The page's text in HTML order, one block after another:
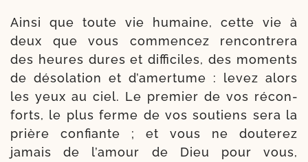
Ainsi que toute vie humaine, cette vie à
deux que vous com­men­cez ren­con­tre­ra
des heures dures et dif­fi­ciles, des moments
de déso­la­tion et d’a­mer­tume : levez alors
les yeux au ciel. Le pre­mier de vos récon­
forts, le plus ferme de vos sou­tiens sera la
prière confiante ; et vous ne dou­te­rez
jamais de l’a­mour de Dieu pour vous,